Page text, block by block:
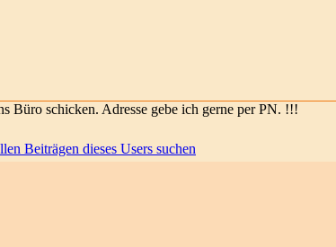
Büro schicken. Adresse gebe ich gerne per PN. !!!